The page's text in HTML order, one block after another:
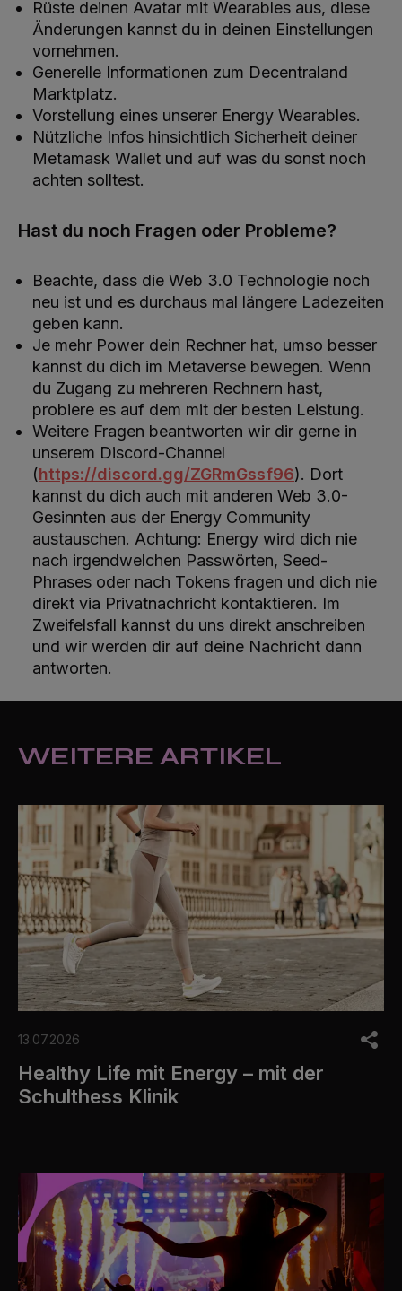
Rüste deinen Avatar mit Wearables aus, diese
Änderungen kannst du in deinen Einstellungen
vornehmen.
Generelle Informationen zum Decentraland
Marktplatz.
Vorstellung eines unserer Energy Wearables.
Nützliche Infos hinsichtlich Sicherheit deiner
Metamask Wallet und auf was du sonst noch
achten solltest.
Hast du noch Fragen oder Probleme?
Beachte, dass die Web 3.0 Technologie noch
neu ist und es durchaus mal längere Ladezeiten
geben kann.
Je mehr Power dein Rechner hat, umso besser
kannst du dich im Metaverse bewegen. Wenn
du Zugang zu mehreren Rechnern hast,
probiere es auf dem mit der besten Leistung.
Weitere Fragen beantworten wir dir gerne in
unserem Discord-Channel
(https://discord.gg/ZGRmGssf96). Dort
kannst du dich auch mit anderen Web 3.0-
Gesinnten aus der Energy Community
austauschen. Achtung: Energy wird dich nie
nach irgendwelchen Passwörten, Seed-
Phrases oder nach Tokens fragen und dich nie
direkt via Privatnachricht kontaktieren. Im
Zweifelsfall kannst du uns direkt anschreiben
und wir werden dir auf deine Nachricht dann
antworten.
WEITERE ARTIKEL
13.07.2026
Healthy Life mit Energy – mit der
Schulthess Klinik